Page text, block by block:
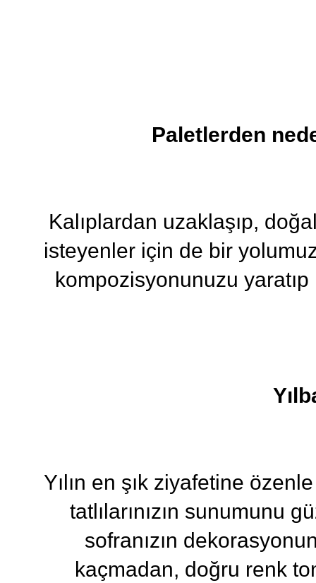
Paletlerden
Kalıplardan uzaklaşıp,
isteyenler için de bir
kompozisyonunuzu
Yılın en şık ziyafetine
tatlılarınızın sunumunu
sofranızın
kaçmadan, doğru renk